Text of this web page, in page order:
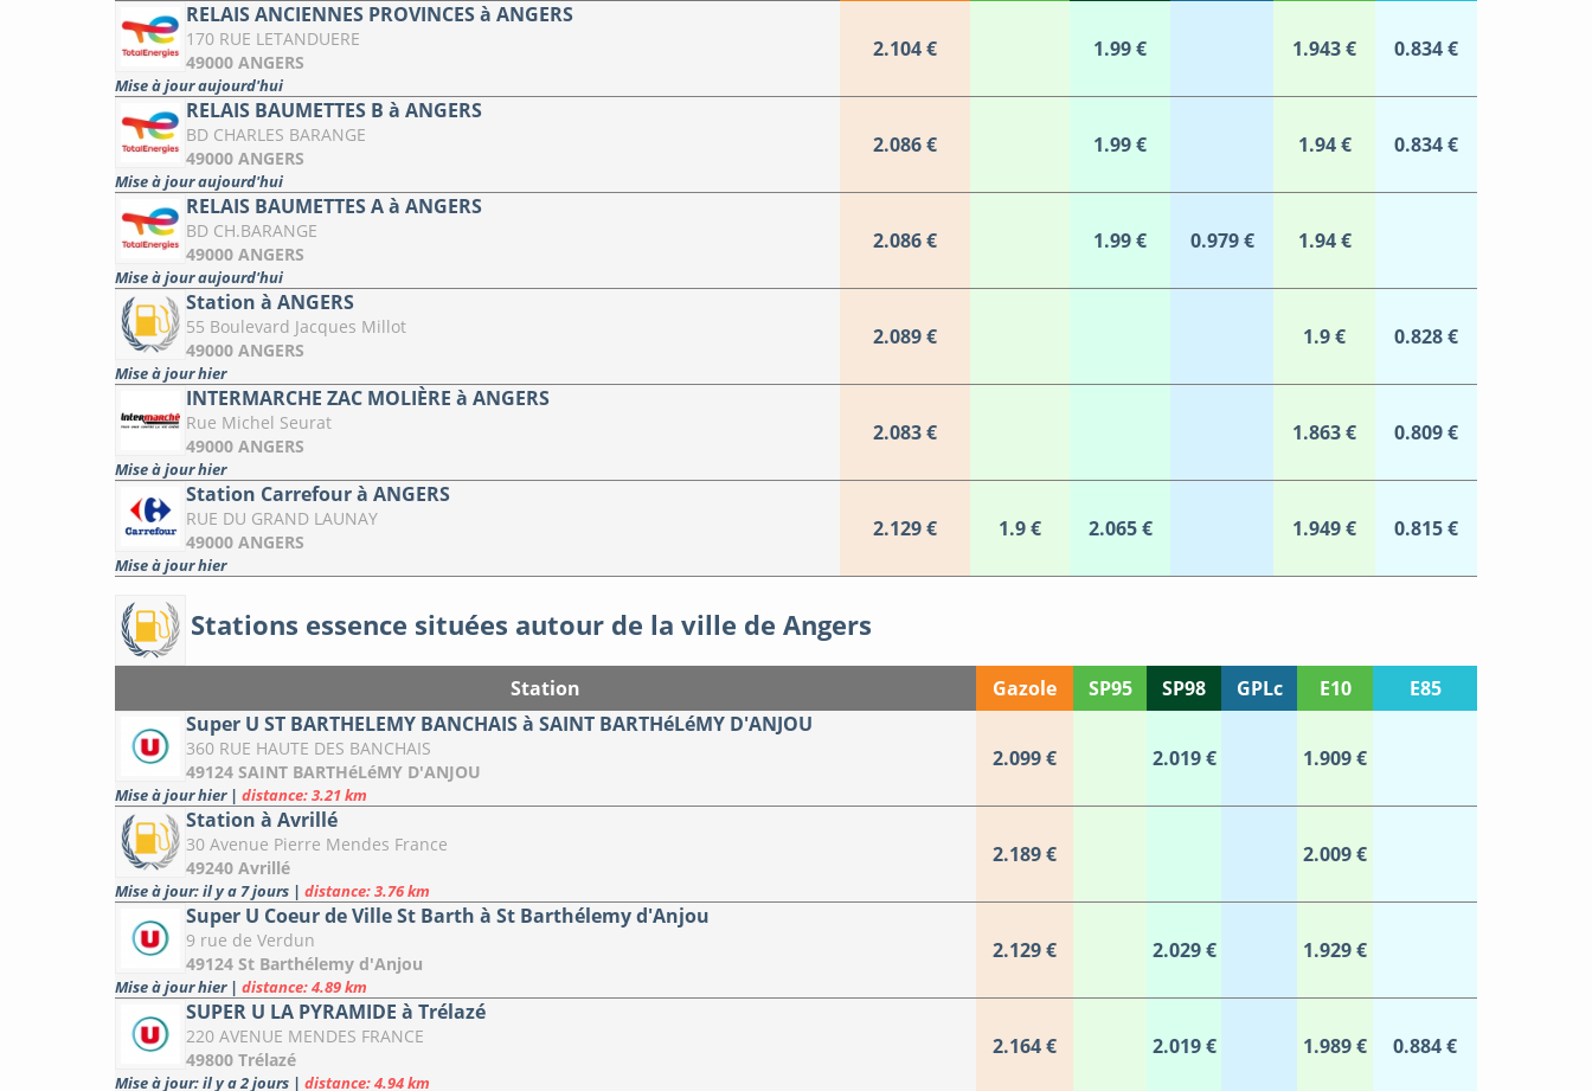
RELAIS ANCIENNES PROVINCES à ANGERS
170 RUE LETANDUERE
49000 ANGERS
Mise à jour aujourd'hui
2.104 € 1.99 € 1.943 € 0.834 €
RELAIS BAUMETTES B à ANGERS
BD CHARLES BARANGE
49000 ANGERS
Mise à jour aujourd'hui
2.086 € 1.99 € 1.94 € 0.834 €
RELAIS BAUMETTES A à ANGERS
BD CH.BARANGE
49000 ANGERS
Mise à jour aujourd'hui
2.086 € 1.99 € 0.979 € 1.94 €
Station à ANGERS
55 Boulevard Jacques Millot
49000 ANGERS
Mise à jour hier
2.089 € 1.9 € 0.828 €
INTERMARCHE ZAC MOLIÈRE à ANGERS
Rue Michel Seurat
49000 ANGERS
Mise à jour hier
2.083 € 1.863 € 0.809 €
Station Carrefour à ANGERS
RUE DU GRAND LAUNAY
49000 ANGERS
Mise à jour hier
2.129 € 1.9 € 2.065 € 1.949 € 0.815 €
Stations essence situées autour de la ville de Angers
Station Gazole SP95 SP98 GPLc E10
E85
Super U ST BARTHELEMY BANCHAIS à SAINT BARTHéLéMY D'ANJOU
360 RUE HAUTE DES BANCHAIS
49124 SAINT BARTHéLéMY D'ANJOU
Mise à jour hier | distance: 3.21 km
2.099 € 2.019 € 1.909 €
Station à Avrillé
30 Avenue Pierre Mendes France
49240 Avrillé
Mise à jour: il y a 7 jours | distance: 3.76 km
2.189 € 2.009 €
Super U Coeur de Ville St Barth à St Barthélemy d'Anjou
9 rue de Verdun
49124 St Barthélemy d'Anjou
Mise à jour hier | distance: 4.89 km
2.129 € 2.029 € 1.929 €
SUPER U LA PYRAMIDE à Trélazé
220 AVENUE MENDES FRANCE
49800 Trélazé
Mise à jour: il y a 2 jours | distance: 4.94 km
2.164 € 2.019 € 1.989 € 0.884 €